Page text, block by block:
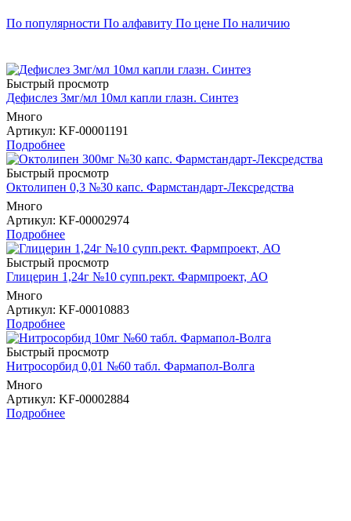
По популярности По алфавиту По цене По наличию
Быстрый просмотр
Дефислез 3мг/мл 10мл капли глазн. Синтез
Много
Артикул: KF-00001191
Подробнее
Быстрый просмотр
Октолипен 0,3 №30 капс. Фармстандарт-Лексредства
Много
Артикул: KF-00002974
Подробнее
Быстрый просмотр
Глицерин 1,24г №10 супп.рект. Фармпроект, АО
Много
Артикул: KF-00010883
Подробнее
Быстрый просмотр
Нитросорбид 0,01 №60 табл. Фармапол-Волга
Много
Артикул: KF-00002884
Подробнее